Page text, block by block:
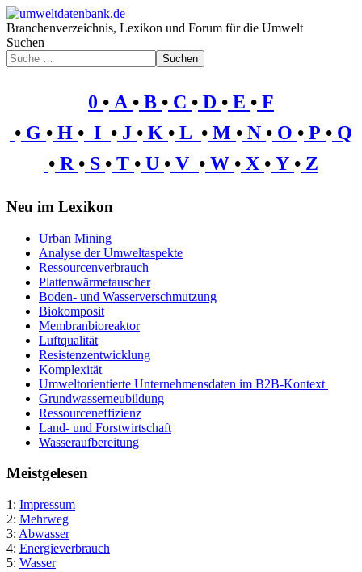
Branchenverzeichnis, Lexikon und Forum für die Umwelt
Suchen
Suchen
0 • A • B • C • D • E • F
• G • H • I • J • K • L • M • N • O • P • Q
• R • S • T • U • V • W • X • Y • Z
Neu im Lexikon
Urban Mining
Analyse der Umweltaspekte
Ressourcenverbrauch
Plattenwärmetauscher
Boden- und Wasserverschmutzung
Biokomposit
Membranbioreaktor
Luftqualität
Resistenzentwicklung
Komplexität
Umweltorientierte Unternehmensdaten im B2B-Kontext
Grundwasserneubildung
Ressourceneffizienz
Land- und Forstwirtschaft
Wasseraufbereitung
Meistgelesen
1: Impressum
2: Mehrweg
3: Abwasser
4: Energieverbrauch
5: Wasser